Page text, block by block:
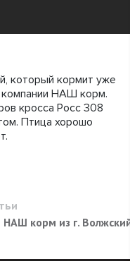
который кормит уже
НАШ корм.
кросса Росс 308
Птица хорошо
корм из г.